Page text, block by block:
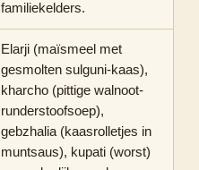
familiekelders.
Elarji (maïsmeel met
gesmolten sulguni-kaas),
kharcho (pittige walnoot-
runderstoofsoep),
gebzhalia (kaasrolletjes in
muntsaus), kupati (worst)